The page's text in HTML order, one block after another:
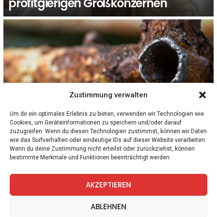
Zustimmung verwalten
Um dir ein optimales Erlebnis zu bieten, verwenden wir Technologien wie
Cookies, um Geräteinformationen zu speichern und/oder darauf
zuzugreifen. Wenn du diesen Technologien zustimmst, können wir Daten
wie das Surfverhalten oder eindeutige IDs auf dieser Website verarbeiten.
Wenn du deine Zustimmung nicht erteilst oder zurückziehst, können
bestimmte Merkmale und Funktionen beeinträchtigt werden.
AKZEPTIEREN
ABLEHNEN
4 Kommentare
ÖSTERREICH
Wasserleitungen veraltet & undicht: Wird
trinkbares Leitungswasser bald
knapp in Österreich?
twitter